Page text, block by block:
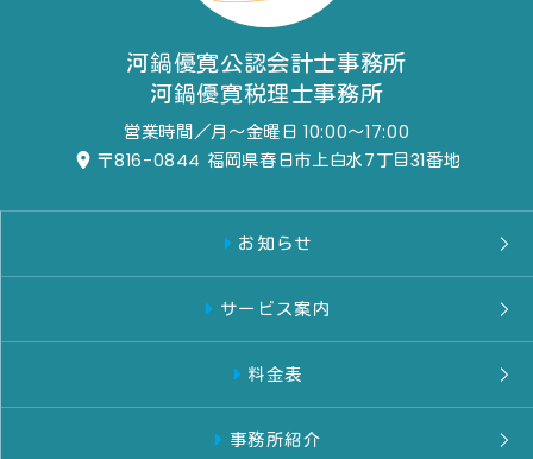
河鍋優寛公認会計士事務所
河鍋優寛税理士事務所
営業時間／月～金曜日 10:00～17:00
〒816-0844 福岡県春日市上白水7丁目31番地
お知らせ
サービス案内
料金表
事務所紹介